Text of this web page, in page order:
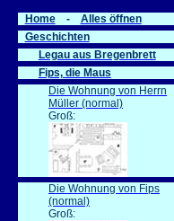
Home -
Alles öffnen
Geschichten
Legau aus Bregenbrett
Fips, die Maus
Die Wohnung von Herrn
Müller (normal)
Groß:
Die Wohnung von Fips
(normal)
Groß: